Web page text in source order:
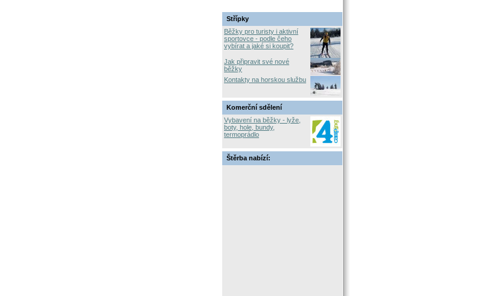
Střípky
Běžky pro turisty i aktivní
sportovce - podle čeho
vybírat a jaké si koupit?
Jak připravit své nové
běžky
Kontakty na horskou službu
Komerční sdělení
Vybavení na běžky - lyže,
boty, hole, bundy,
termoprádlo
Štěrba nabízí: